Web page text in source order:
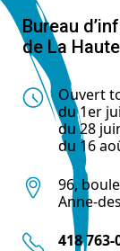
Bureau
de La
Ouvert
du 1er
du 28
du 16
96,
Anne-
418 763-